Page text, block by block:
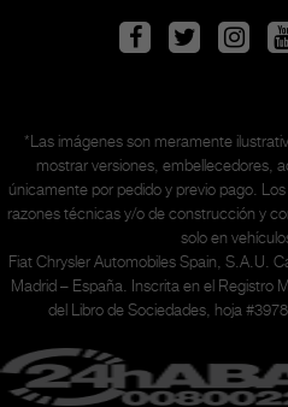
*Las imágenes son meramente
mostrar versiones, embellecedores,
únicamente por pedido y previo pago.
razones técnicas y/o de construcción y
solo en
Fiat Chrysler Automobiles Spain, S.A.U.
Madrid – España. Inscrita en el Registro
del Libro de Sociedades, hoja